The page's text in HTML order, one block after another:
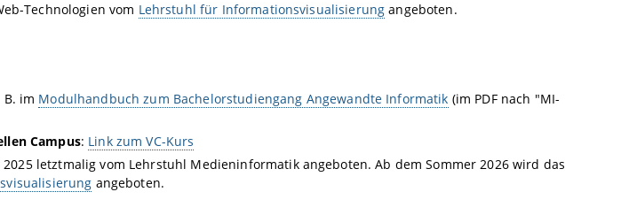
Technologien vom Lehrstuhl für Informationsvisualisierung angeboten.
im Modulhandbuch zum Bachelorstudiengang Angewandte Informatik (im PDF nach "MI-
Campus: Link zum VC-Kurs
letztmalig vom Lehrstuhl Medieninformatik angeboten. Ab dem Sommer 2026 wird das
angeboten.